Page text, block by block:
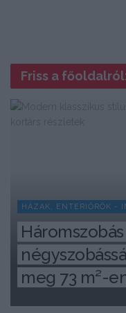
Friss a
HÁZAK, ENTERIŐRÖK -
meg 73 m²-